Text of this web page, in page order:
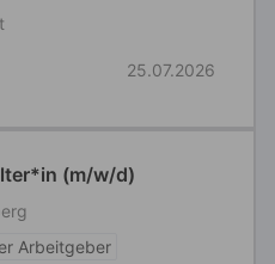
25.07.2026
(m/w/d)
Arbeitgeber